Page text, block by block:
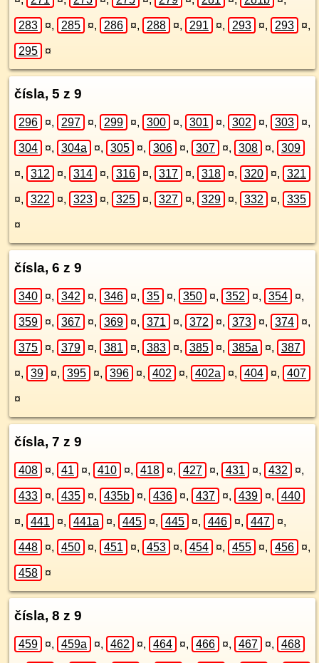
283 ¤, 285 ¤, 286 ¤, 288 ¤, 291 ¤, 293 ¤, 293 ¤,
295 ¤
čísla, 5 z 9
296 ¤, 297 ¤, 299 ¤, 300 ¤, 301 ¤, 302 ¤, 303 ¤,
304 ¤, 304a ¤, 305 ¤, 306 ¤, 307 ¤, 308 ¤, 309
¤, 312 ¤, 314 ¤, 316 ¤, 317 ¤, 318 ¤, 320 ¤, 321
¤, 322 ¤, 323 ¤, 325 ¤, 327 ¤, 329 ¤, 332 ¤, 335
¤
čísla, 6 z 9
340 ¤, 342 ¤, 346 ¤, 35 ¤, 350 ¤, 352 ¤, 354 ¤,
359 ¤, 367 ¤, 369 ¤, 371 ¤, 372 ¤, 373 ¤, 374 ¤,
375 ¤, 379 ¤, 381 ¤, 383 ¤, 385 ¤, 385a ¤, 387
¤, 39 ¤, 395 ¤, 396 ¤, 402 ¤, 402a ¤, 404 ¤, 407
¤
čísla, 7 z 9
408 ¤, 41 ¤, 410 ¤, 418 ¤, 427 ¤, 431 ¤, 432 ¤,
433 ¤, 435 ¤, 435b ¤, 436 ¤, 437 ¤, 439 ¤, 440
¤, 441 ¤, 441a ¤, 445 ¤, 445 ¤, 446 ¤, 447 ¤,
448 ¤, 450 ¤, 451 ¤, 453 ¤, 454 ¤, 455 ¤, 456 ¤,
458 ¤
čísla, 8 z 9
459 ¤, 459a ¤, 462 ¤, 464 ¤, 466 ¤, 467 ¤, 468